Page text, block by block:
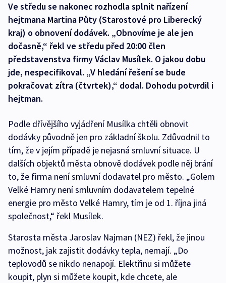
Ve středu se nakonec rozhodla splnit nařízení
hejtmana Martina Půty (Starostové pro Liberecký
kraj) o obnovení dodávek. „Obnovíme je ale jen
dočasně,“ řekl ve středu před 20:00 člen
představenstva firmy Václav Musílek. O jakou dobu
jde, nespecifikoval. „V hledání řešení se bude
pokračovat zítra (čtvrtek),“ dodal. Dohodu potvrdil i
hejtman.
Podle dřívějšího vyjádření Musílka chtěli obnovit
dodávky původně jen pro základní školu. Zdůvodnil to
tím, že v jejím případě je nejasná smluvní situace. U
dalších objektů města obnově dodávek podle něj brání
to, že firma není smluvní dodavatel pro město. „Golem
Velké Hamry není smluvním dodavatelem tepelné
energie pro město Velké Hamry, tím je od 1. října jiná
společnost,“ řekl Musílek.
Starosta města Jaroslav Najman (NEZ) řekl, že jinou
možnost, jak zajistit dodávky tepla, nemají. „Do
teplovodů se nikdo nenapojí. Elektřinu si můžete
koupit, plyn si můžete koupit, kde chcete, ale